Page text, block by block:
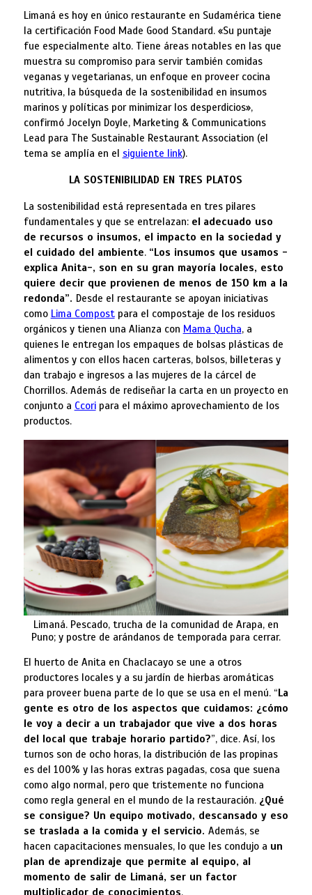
Limaná es hoy en único restaurante en Sudamérica tiene
la certificación Food Made Good Standard. «Su puntaje
fue especialmente alto. Tiene áreas notables en las que
muestra su compromiso para servir también comidas
veganas y vegetarianas, un enfoque en proveer cocina
nutritiva, la búsqueda de la sostenibilidad en insumos
marinos y políticas por minimizar los desperdicios»,
confirmó Jocelyn Doyle, Marketing & Communications
Lead para The Sustainable Restaurant Association (el
tema se amplía en el siguiente link).
LA SOSTENIBILIDAD EN TRES PLATOS
La sostenibilidad está representada en tres pilares
fundamentales y que se entrelazan: el adecuado uso
de recursos o insumos, el impacto en la sociedad y
el cuidado del ambiente. “Los insumos que usamos -
explica Anita-, son en su gran mayoría locales, esto
quiere decir que provienen de menos de 150 km a la
redonda”. Desde el restaurante se apoyan iniciativas
como Lima Compostpara el compostaje de los residuos
orgánicos y tienen una Alianza con Mama Qucha, a
quienes le entregan los empaques de bolsas plásticas de
alimentos y con ellos hacen carteras, bolsos, billeteras y
dan trabajo e ingresos a las mujeres de la cárcel de
Chorrillos. Además de rediseñar la carta en un proyecto en
conjunto a Ccoripara el máximo aprovechamiento de los
productos.
Limaná. Pescado, trucha de la comunidad de Arapa, en
Puno; y postre de arándanos de temporada para cerrar.
El huerto de Anita en Chaclacayo se une a otros
productores locales y a su jardín de hierbas aromáticas
para proveer buena parte de lo que se usa en el menú. “ La
gente es otro de los aspectos que cuidamos: ¿cómo
le voy a decir a un trabajador que vive a dos horas
del local que trabaje horario partido?”, dice. Así, los
turnos son de ocho horas, la distribución de las propinas
es del 100% y las horas extras pagadas, cosa que suena
como algo normal, pero que tristemente no funciona
como regla general en el mundo de la restauración. ¿Qué
se consigue? Un equipo motivado, descansado y eso
se traslada a la comida y el servicio. Además, se
hacen capacitaciones mensuales, lo que les condujo a un
plan de aprendizaje que permite al equipo, al
momento de salir de Limaná, ser un factor
multiplicador de conocimientos.